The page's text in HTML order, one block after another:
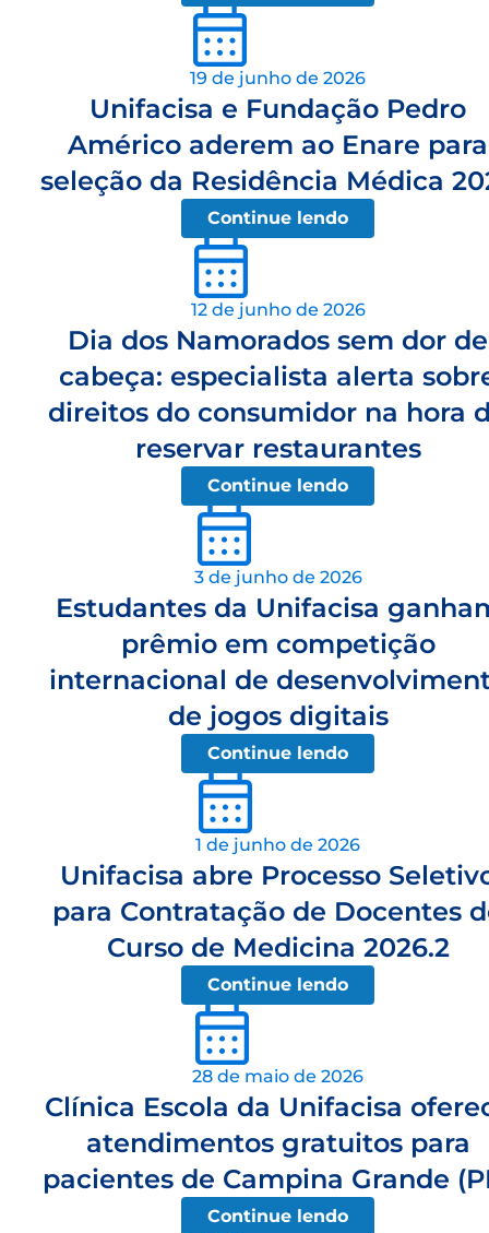
19 de junho de 2026
Unifacisa e Fundação Pedro
Américo aderem ao Enare para
seleção da Residência Médica
Continue lendo
12 de junho de 2026
Dia dos Namorados sem dor de
cabeça: especialista alerta
direitos do consumidor na hora
reservar restaurantes
Continue lendo
3 de junho de 2026
Estudantes da Unifacisa
prêmio em competição
internacional de
de jogos digitais
Continue lendo
1 de junho de 2026
Unifacisa abre Processo
para Contratação de Docentes
Curso de Medicina 2026.2
Continue lendo
28 de maio de 2026
Clínica Escola da Unifacisa
atendimentos gratuitos para
pacientes de Campina Grande
Continue lendo